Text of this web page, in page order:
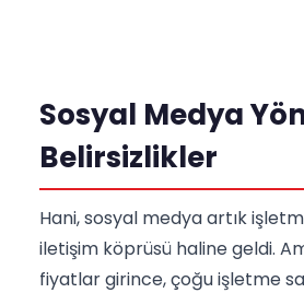
Sosyal Medya
Belirsizlikler
Hani, sosyal medya artık
iletişim köprüsü haline geldi.
fiyatlar girince, çoğu işletme